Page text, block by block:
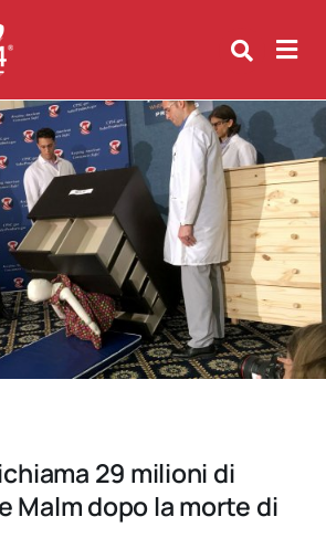
29 milioni di
Malm dopo la morte di